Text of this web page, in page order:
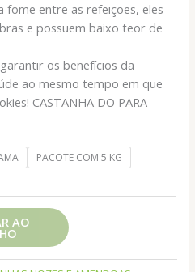
fome entre as refeições, eles
e possuem baixo teor de
os benefícios da
ao mesmo tempo em que
CASTANHA DO PARA
PACOTE COM 5 KG
AO